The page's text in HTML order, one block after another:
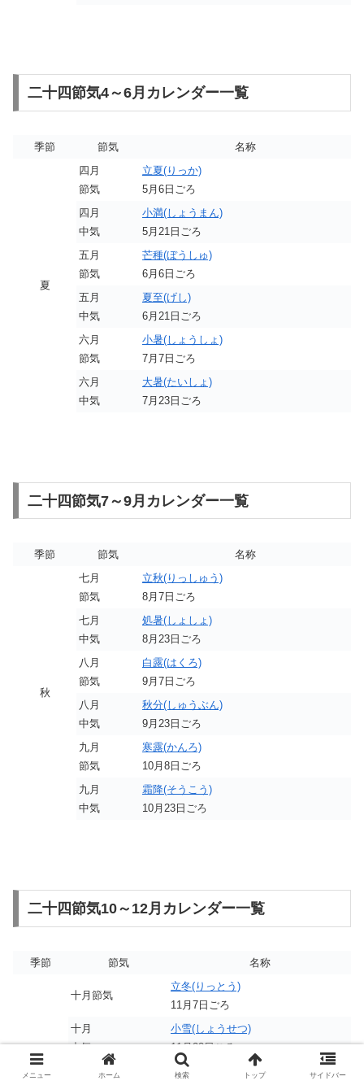
二十四節気4～6月カレンダー一覧
季節 節気 名称
夏
四月
節気
立夏(りっか)
5月6日ごろ
四月
中気
小満(しょうまん)
5月21日ごろ
五月
節気
芒種(ぼうしゅ)
6月6日ごろ
五月
中気
夏至(げし)
6月21日ごろ
六月
節気
小暑(しょうしょ)
7月7日ごろ
六月
中気
大暑(たいしょ)
7月23日ごろ
二十四節気7～9月カレンダー一覧
季節 節気 名称
秋
七月
節気
立秋(りっしゅう)
8月7日ごろ
七月
中気
処暑(しょしょ)
8月23日ごろ
八月
節気
白露(はくろ)
9月7日ごろ
八月
中気
秋分(しゅうぶん)
9月23日ごろ
九月
節気
寒露(かんろ)
10月8日ごろ
九月
中気
霜降(そうこう)
10月23日ごろ
二十四節気10～12月カレンダー一覧
季節 節気 名称
十月節気
立冬(りっとう)
11月7日ごろ
十月
中気
小雪(しょうせつ)
11月22日ごろ
十一月
大雪(たいせつ)
メニュー ホーム 検索 トップ サイドバー